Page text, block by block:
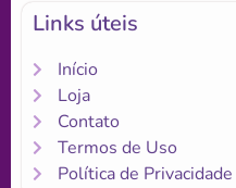
Links úteis
Início
Loja
Contato
Termos de Uso
Política de Privacidade